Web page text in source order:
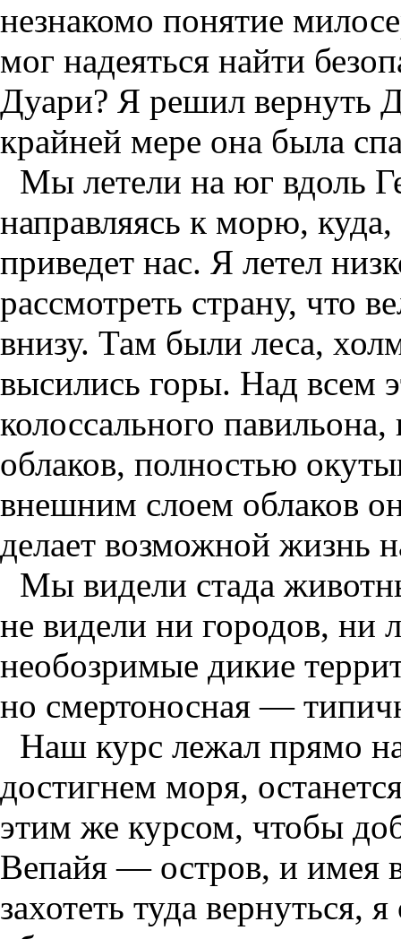
незнакомо понятие
мог надеяться найти
Дуари? Я решил вернуть
крайней мере она была
Мы летели на юг вдоль
направляясь к морю,
приведет нас. Я летел
рассмотреть страну, что
внизу. Там были леса,
высились горы. Над всем
колоссального
облаков, полностью
внешним слоем облаков
делает возможной жизнь
Мы видели стада
не видели ни городов, ни
необозримые дикие
но смертоносная —
Наш курс лежал прямо
достигнем моря,
этим же курсом, чтобы
Вепайя — остров, и имея
захотеть туда вернуться,